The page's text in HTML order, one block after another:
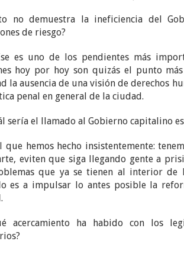
no demuestra la ineficiencia del
de riesgo?
es uno de los pendientes más
hoy por hoy son quizás el punto
la ausencia de una visión de derechos
penal en general de la ciudad.
sería el llamado al Gobierno capitalino
que hemos hecho insistentemente:
eviten que siga llegando gente a
que ya se tienen al interior
es a impulsar lo antes posible la
acercamiento ha habido con los